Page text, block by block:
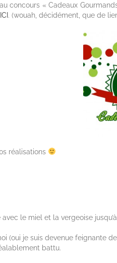
concours « Cadeaux
ICI . (wouah, décidément, que de
réalisations
le miel et la vergeoise
(oui je suis devenue feignante
battu.